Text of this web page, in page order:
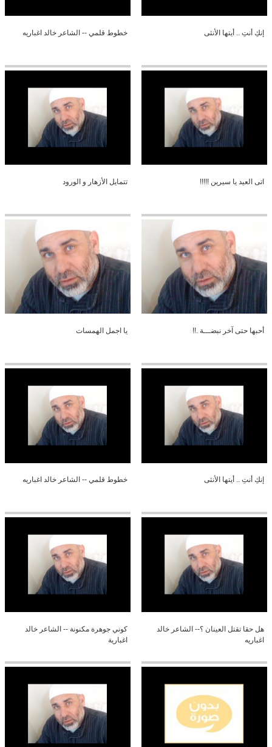
إنكِ أنتِ .. أيتها الأنثى خطوط قلمي -- الشاعر خالد اغباريه
اتى العيد يا سيرين !!!!! تتمايل الأزهار و الورود
أحبها حتى آخر نبضـــة .!! يا اجمل الهمسات
إنكِ أنتِ .. أيتها الأنثى خطوط قلمي -- الشاعر خالد اغباريه
هل حقا تقتل العينان ؟-- الشاعر خالد
اغباريه
كوني جوهرة مكنونة -- الشاعر خالد
اغبارية